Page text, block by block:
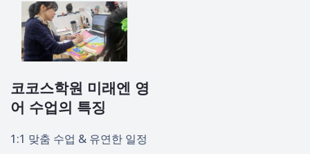
코코스학원 미래엔 영
어 수업의 특징
1:1 맞춤 수업 & 유연한 일정